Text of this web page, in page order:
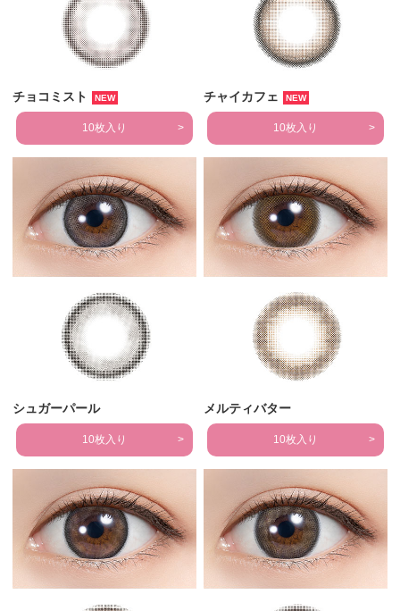
チョコミスト NEW
10枚入り
チャイカフェ NEW
10枚入り
シュガーパール
10枚入り
メルティバター
10枚入り